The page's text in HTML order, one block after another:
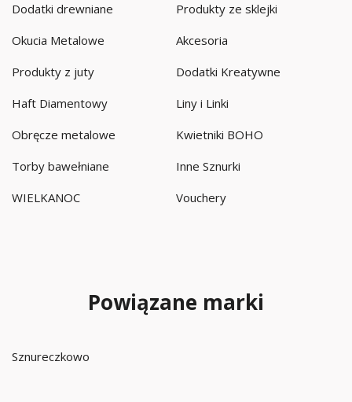
Dodatki drewniane
Produkty ze sklejki
Okucia Metalowe
Akcesoria
Produkty z juty
Dodatki Kreatywne
Haft Diamentowy
Liny i Linki
Obręcze metalowe
Kwietniki BOHO
Torby bawełniane
Inne Sznurki
WIELKANOC
Vouchery
Powiązane marki
Sznureczkowo